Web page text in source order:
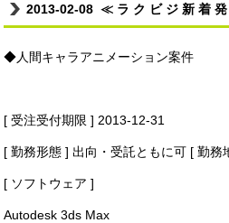
2013-02-08 ≪ ラ ク ビ ジ 新 着
◆人間キャラアニメーション案件
[ 受注受付期限 ] 2013-12-31
[ 勤務形態 ] 出向・受託ともに可 [ 勤務
[ ソフトウェア ]
Autodesk 3ds Max